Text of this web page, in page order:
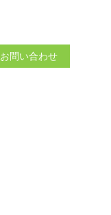
お問い合わせ